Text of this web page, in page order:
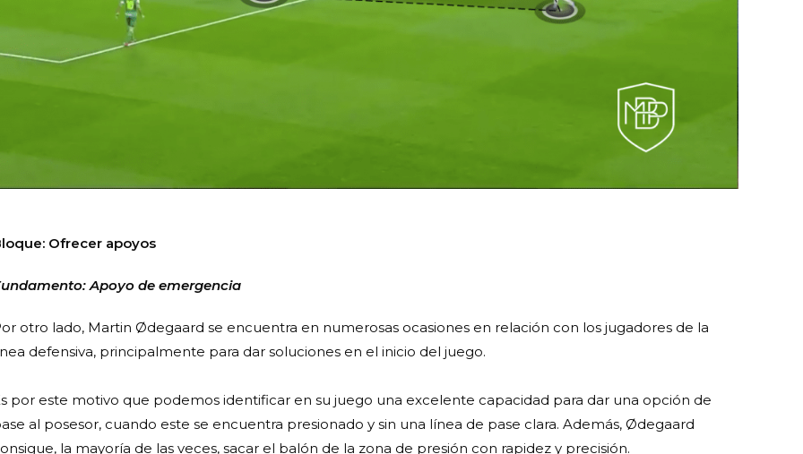
Ofrecer apoyos
Apoyo de emergencia
otro lado, Martin Ødegaard se encuentra en numerosas ocasiones en relación con los jugadores de la
defensiva, principalmente para dar soluciones en el inicio del juego.
por este motivo que podemos identificar en su juego una excelente capacidad para dar una opción de
al posesor, cuando este se encuentra presionado y sin una línea de pase clara. Además, Ødegaard
la mayoría de las veces, sacar el balón de la zona de presión con rapidez y precisión.